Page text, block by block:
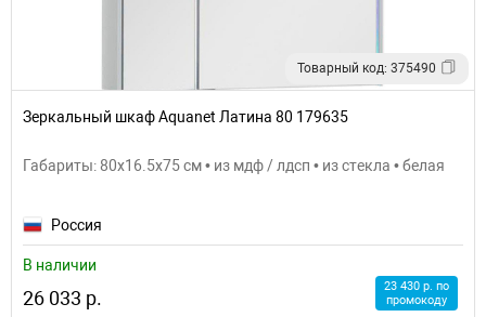
Товарный код: 375490
Зеркальный шкаф Aquanet Латина 80 179635
Габариты: 80x16.5x75 см • из мдф / лдсп • из стекла • белая
Россия
В наличии
26 033 р.
23 430 р. по
промокоду